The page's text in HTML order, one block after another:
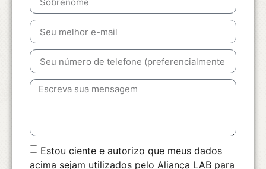
Estou ciente e autorizo que meus dados
acima sejam utilizados pelo Aliança LAB para